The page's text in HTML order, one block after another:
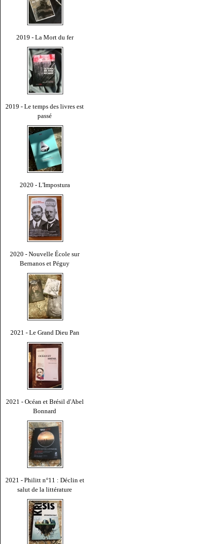
2019 - La Mort du fer
2019 - Le temps des livres est
passé
2020 - L'Impostura
2020 - Nouvelle École sur
Bernanos et Péguy
2021 - Le Grand Dieu Pan
2021 - Océan et Brésil d'Abel
Bonnard
2021 - Philitt n°11 : Déclin et
salut de la littérature